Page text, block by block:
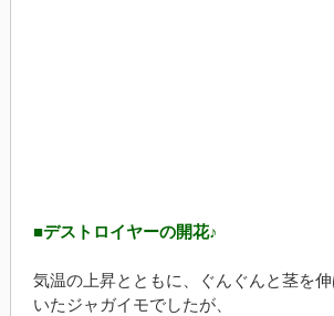
■デストロイヤーの開花♪
気温の上昇とともに、ぐんぐんと茎を
いたジャガイモでしたが、